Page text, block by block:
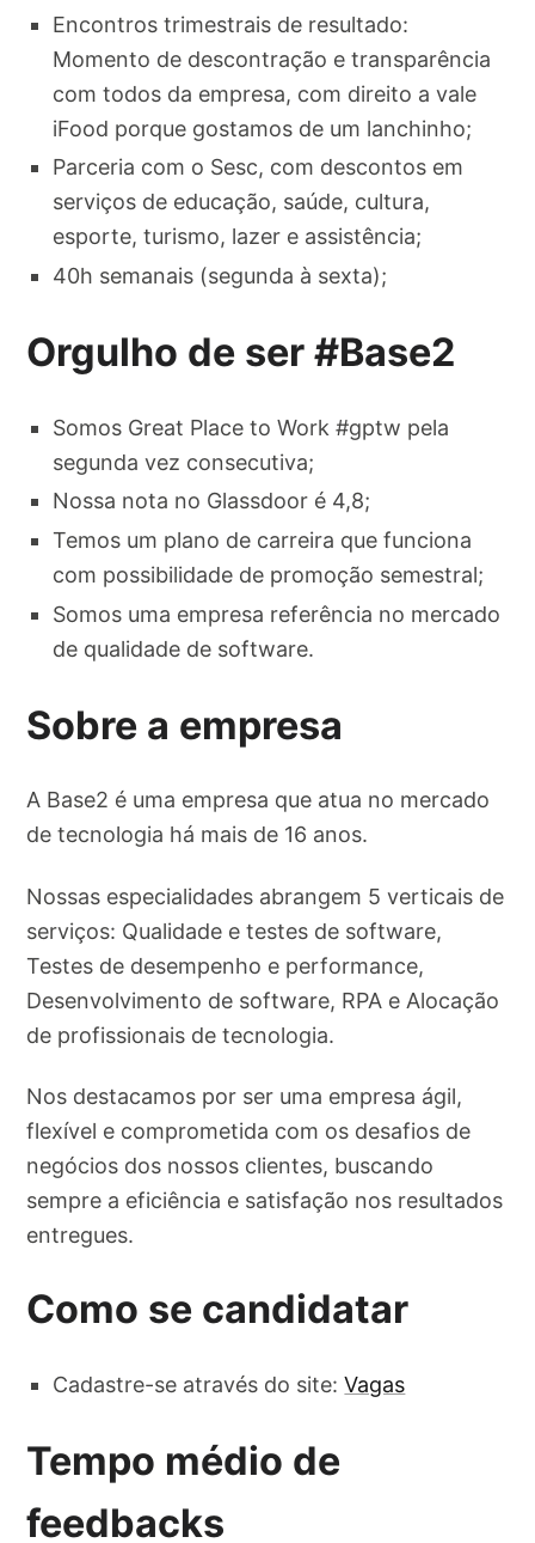
Encontros trimestrais de resultado:
Momento de descontração e transparência
com todos da empresa, com direito a vale
iFood porque gostamos de um lanchinho;
Parceria com o Sesc, com descontos em
serviços de educação, saúde, cultura,
esporte, turismo, lazer e assistência;
40h semanais (segunda à sexta);
Orgulho de ser #Base2
Somos Great Place to Work #gptw pela
segunda vez consecutiva;
Nossa nota no Glassdoor é 4,8;
Temos um plano de carreira que funciona
com possibilidade de promoção semestral;
Somos uma empresa referência no mercado
de qualidade de software.
Sobre a empresa
A Base2 é uma empresa que atua no mercado
de tecnologia há mais de 16 anos.
Nossas especialidades abrangem 5 verticais de
serviços: Qualidade e testes de software,
Testes de desempenho e performance,
Desenvolvimento de software, RPA e Alocação
de profissionais de tecnologia.
Nos destacamos por ser uma empresa ágil,
flexível e comprometida com os desafios de
negócios dos nossos clientes, buscando
sempre a eficiência e satisfação nos resultados
entregues.
Como se candidatar
Cadastre-se através do site:Vagas
Tempo médio de
feedbacks